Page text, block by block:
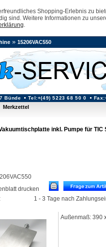
Shopping-Erlebnis zu
sind. Weitere Informationen zu
.
Bünde Tel:+(49) 5223 68 50 0
» 15206VAC550
Merkzettel
inkl. Pumpe für TIC
drucken
1 - 3 Tage nach
Außenmaß: 390